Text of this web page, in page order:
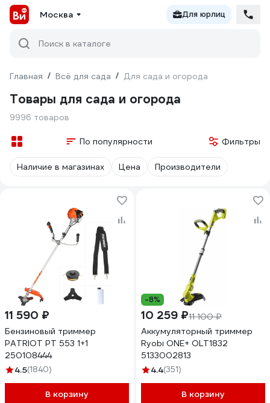
Москва Для юрлиц
Поиск в каталоге
Главная / Всё для сада / Для сада и огорода
Товары для сада и огорода
9996 товаров
По популярности Фильтры
Наличие в магазинах Цена Производители
11 590 ₽
Бензиновый триммер
PATRIOT PT 553 1+1
250108444
4.5(1840)
В корзину
-8%
10 259 ₽11 100 ₽
Аккумуляторный триммер
Ryobi ONE+ OLT1832
5133002813
4.4(351)
В корзину